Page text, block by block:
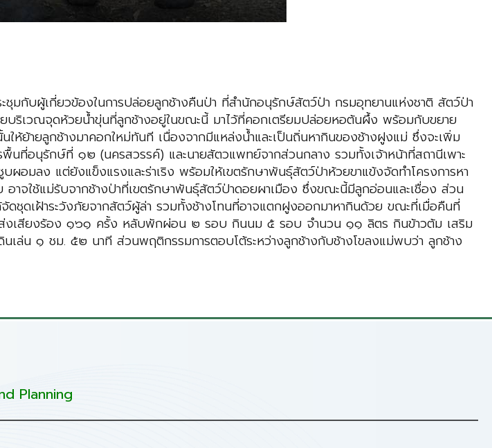
กับผู้เกี่ยวข้องในการปล่อยลูกช้างคืนป่า ที่สำนักอนุรักษ์สัตว์ป่า กรมอุทยานแห่งชาติ สัตว์ป่า
บริเวณจุดห้วยน้ำขุ่นที่ลูกช้างอยู่ในขณะนี้​ มาไว้ที่คอกเตรียมปล่อยหอต้นผึ้ง พร้อมกับขยาย
ห้ย้ายลูกช้างมาคอกใหม่ทันที เนื่องจากมีแหล่งน้ำและเป็นถิ่นหากินของช้างฝูงแม่ ซึ่งจะเพิ่ม
นที่อนุรักษ์ที่ ๑๒ (นครสวรรค์) และนายสัตวแพทย์จากส่วนกลาง รวมทั้งเจ้าหน้าที่สถานีเพาะ
มลง แต่ยังแข็งแรงและร่าเริง พร้อมให้เขตรักษาพันธุ์สัตว์ป่าห้วยขาแข้งจัดทำโครงการหา
าจใช้แม่รับจากช้างป่าที่เขตรักษาพันธุ์สัตว์ป่าดอยผาเมือง ซึ่งขณะนี้มีลูกอ่อนและเชื่อง ส่วน
ดชุดเฝ้าระวังภัยจากสัตว์ผู้ล่า รวมทั้งช้างโทนที่อาจแตกฝูงออกมาหากินด้วย ขณะที่เมื่อคืนที่
ส่งเสียงร้อง ๑๖๑ ครั้ง หลับพักผ่อน ๒ รอบ กินนม ๕ รอบ จำนวน ๑๑ ลิตร กินข้าวต้ม เสริม
ล่น ๑ ชม. ๕๒ นาที ส่วนพฤติกรรมการตอบโต้ระหว่างลูกช้างกับช้างโขลงแม่พบว่า ลูกช้าง
Planning